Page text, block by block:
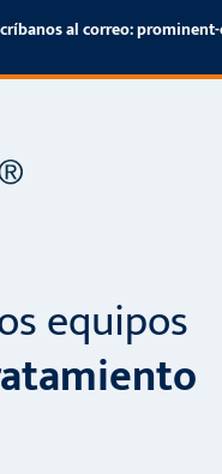
al correo:
equipos